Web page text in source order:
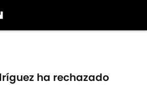
ha rechazado